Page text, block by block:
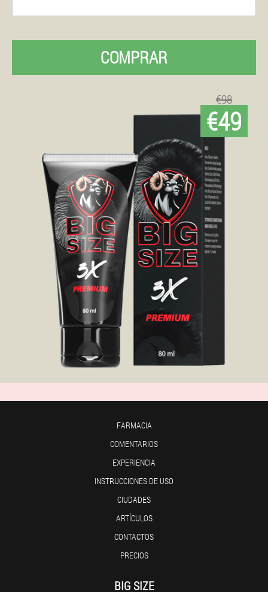
COMPRAR
€98
€49
FARMACIA
COMENTARIOS
EXPERIENCIA
INSTRUCCIONES DE USO
CIUDADES
ARTÍCULOS
CONTACTOS
PRECIOS
BIG SIZE